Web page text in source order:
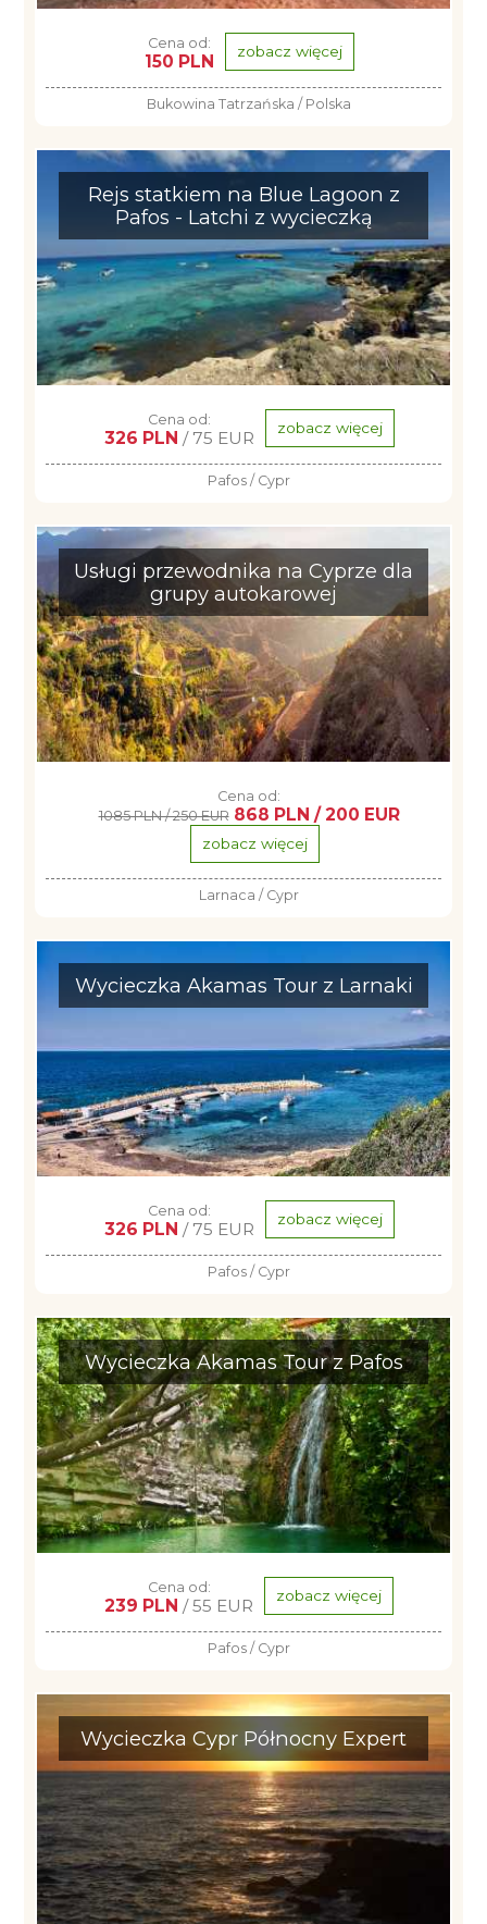
Cena od:
150 PLN zobacz więcej
Bukowina Tatrzańska / Polska
Rejs statkiem na Blue Lagoon z
Pafos - Latchi z wycieczką
Cena od:
326 PLN / 75 EUR zobacz więcej
Pafos / Cypr
Usługi przewodnika na Cyprze dla
grupy autokarowej
Cena od:
1085 PLN / 250 EUR 868 PLN / 200 EUR
zobacz więcej
Larnaca / Cypr
Wycieczka Akamas Tour z Larnaki
Cena od:
326 PLN / 75 EUR zobacz więcej
Pafos / Cypr
Wycieczka Akamas Tour z Pafos
Cena od:
239 PLN / 55 EUR zobacz więcej
Pafos / Cypr
Wycieczka Cypr Północny Expert